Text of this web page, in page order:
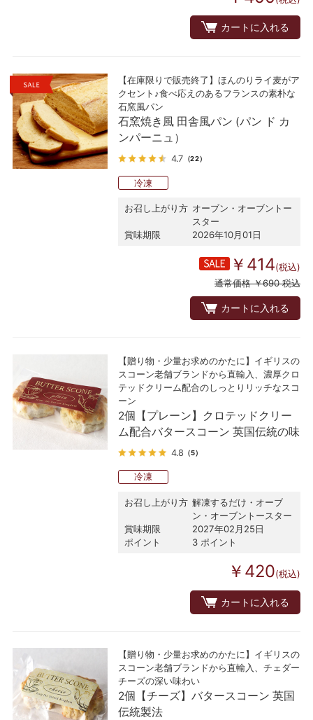
カートに入れる
【在庫限りで販売終了】ほんのりライ麦がア
クセント♪食べ応えのあるフランスの素朴な
石窯風パン
石窯焼き風 田舎風パン (パン ド カ
ンパーニュ）
4.7 （22）
冷凍
お召し上がり方 オーブン・オーブントー
スター
賞味期限
2026年10月01日
￥414(税込)
通常価格 ￥690 税込
カートに入れる
【贈り物・少量お求めのかたに】イギリスの
スコーン老舗ブランドから直輸入、濃厚クロ
テッドクリーム配合のしっとりリッチなスコ
ーン
2個【プレーン】クロテッドクリー
ム配合バタースコーン 英国伝統の味
4.8 （5）
冷凍
お召し上がり方 解凍するだけ・オーブ
ン・オーブントースター
賞味期限
2027年02月25日
ポイント
3 ポイント
￥420(税込)
カートに入れる
【贈り物・少量お求めのかたに】イギリスの
スコーン老舗ブランドから直輸入、チェダー
チーズの深い味わい
2個【チーズ】バタースコーン 英国
伝統製法